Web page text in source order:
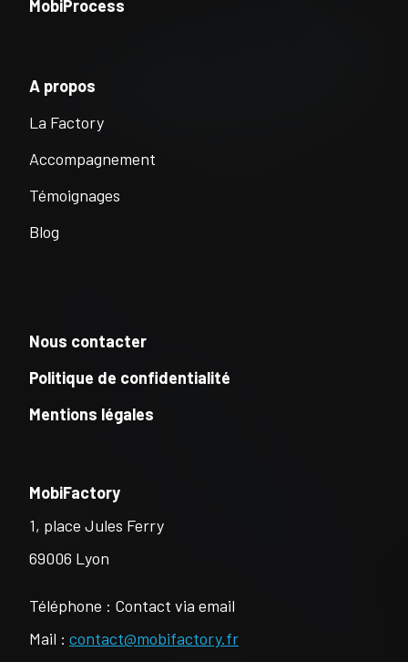
MobiProcess
A propos
La Factory
Accompagnement
Témoignages
Blog
Nous contacter
Politique de confidentialité
Mentions légales
MobiFactory
1, place Jules Ferry
69006 Lyon
Téléphone : Contact via email
Mail : contact@mobifactory.fr